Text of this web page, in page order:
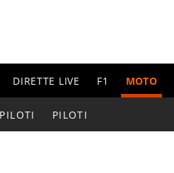
DIRETTE LIVE F1 MOTO
PILOTI